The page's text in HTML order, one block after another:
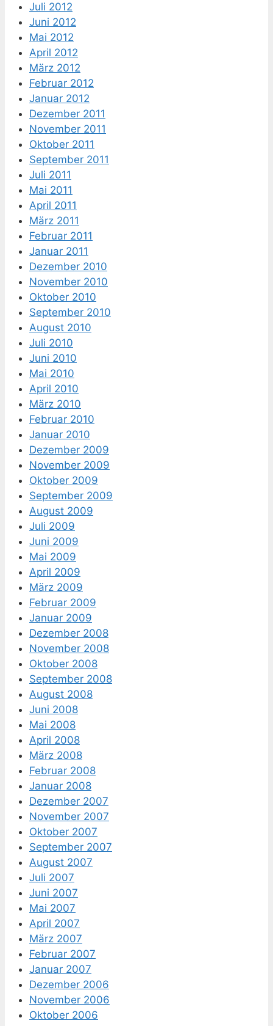
Juli 2012
Juni 2012
Mai 2012
April 2012
März 2012
Februar 2012
Januar 2012
Dezember 2011
November 2011
Oktober 2011
September 2011
Juli 2011
Mai 2011
April 2011
März 2011
Februar 2011
Januar 2011
Dezember 2010
November 2010
Oktober 2010
September 2010
August 2010
Juli 2010
Juni 2010
Mai 2010
April 2010
März 2010
Februar 2010
Januar 2010
Dezember 2009
November 2009
Oktober 2009
September 2009
August 2009
Juli 2009
Juni 2009
Mai 2009
April 2009
März 2009
Februar 2009
Januar 2009
Dezember 2008
November 2008
Oktober 2008
September 2008
August 2008
Juni 2008
Mai 2008
April 2008
März 2008
Februar 2008
Januar 2008
Dezember 2007
November 2007
Oktober 2007
September 2007
August 2007
Juli 2007
Juni 2007
Mai 2007
April 2007
März 2007
Februar 2007
Januar 2007
Dezember 2006
November 2006
Oktober 2006